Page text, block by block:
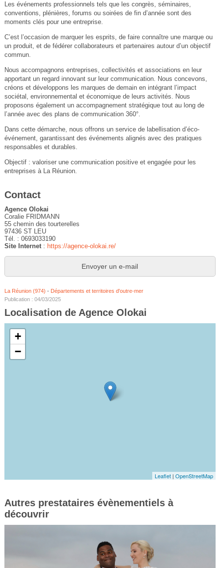
Les événements professionnels tels que les congrès, séminaires,
conventions, plénières, forums ou soirées de fin d’année sont des
moments clés pour une entreprise.
C’est l’occasion de marquer les esprits, de faire connaître une marque ou
un produit, et de fédérer collaborateurs et partenaires autour d’un objectif
commun.
Nous accompagnons entreprises, collectivités et associations en leur
apportant un regard innovant sur leur communication. Nous concevons,
créons et développons les marques de demain en intégrant l’impact
sociétal, environnemental et économique de leurs activités. Nous
proposons également un accompagnement stratégique tout au long de
l’année avec des plans de communication 360°.
Dans cette démarche, nous offrons un service de labellisation d’éco-
événement, garantissant des événements alignés avec des pratiques
responsables et durables.
Objectif : valoriser une communication positive et engagée pour les
entreprises à La Réunion.
Contact
Agence Olokai
Coralie FRIDMANN
55 chemin des tourterelles
97436 ST LEU
Tél. : 0693033190
Site Internet: https://agence-olokai.re/
Envoyer un e-mail
La Réunion (974) - Départements et territoires d'outre-mer
Publication : 04/03/2025
Localisation de Agence Olokai
+
−
Leaflet |OpenStreetMap
Autres prestataires évènementiels à
découvrir